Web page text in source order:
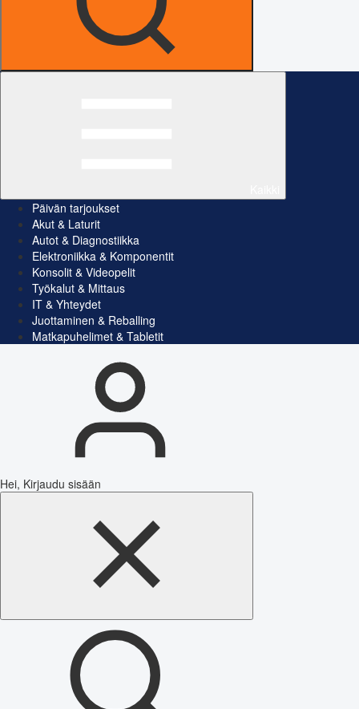
Päivän tarjoukset
Akut & Laturit
Autot & Diagnostiikka
Elektroniikka & Komponentit
Konsolit & Videopelit
Työkalut & Mittaus
IT & Yhteydet
Juottaminen & Reballing
Matkapuhelimet & Tabletit
Hei, Kirjaudu sisään